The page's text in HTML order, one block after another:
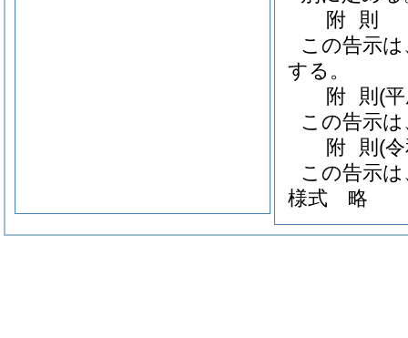
附 則
この告示
する。
附 則 (
この告示
附 則 (
この告示
様式 略